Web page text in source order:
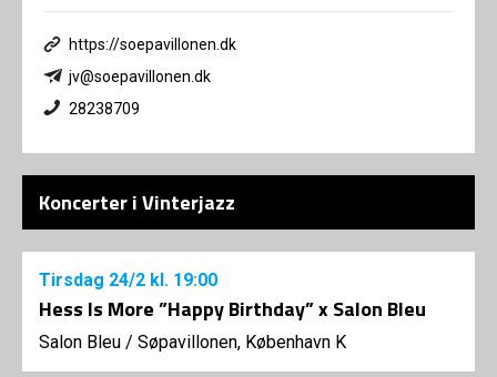
https://soepavillonen.dk
jv@soepavillonen.dk
28238709
Koncerter i Vinterjazz
Tirsdag 24/2 kl. 19:00
Hess Is More ”Happy Birthday” x Salon Bleu
Salon Bleu / Søpavillonen, København K